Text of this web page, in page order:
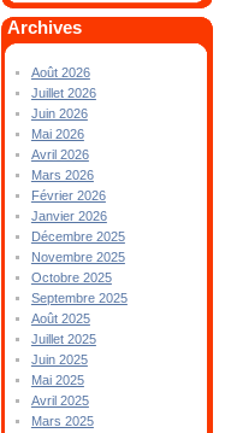
Archives
Août 2026
Juillet 2026
Juin 2026
Mai 2026
Avril 2026
Mars 2026
Février 2026
Janvier 2026
Décembre 2025
Novembre 2025
Octobre 2025
Septembre 2025
Août 2025
Juillet 2025
Juin 2025
Mai 2025
Avril 2025
Mars 2025